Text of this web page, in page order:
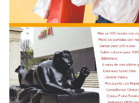
profunda de sus impactos
obras continúen. Radio Encuentro
apostados en el lugar, y que se
bancos públicos para usarlos como
se registraron daños en estructuras
vehículos policiales.
El Ministerio de Seguridad Nacional
que ordene preservar los registros
hechos, que se libre oficio al